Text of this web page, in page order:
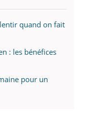
quand on fait
: les bénéfices
pour un